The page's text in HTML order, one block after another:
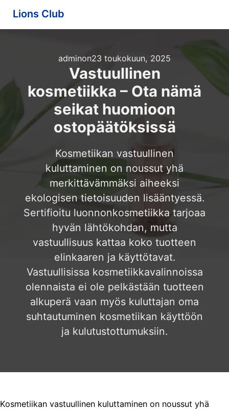
Lions Club
adminon23 toukokuun, 2025
Vastuullinen
kosmetiikka – Ota nämä
seikat huomioon
ostopäätöksissä
Kosmetiikan vastuullinen
kuluttaminen on noussut yhä
merkittävämmäksi aiheeksi
ekologisen tietoisuuden lisääntyessä.
Sertifioitu luonnonkosmetiikka tarjoaa
hyvän lähtökohdan, mutta
vastuullisuus kattaa koko tuotteen
elinkaaren ja käyttötavat.
Vastuullisissa kosmetiikkavalinnoissa
olennaista ei ole pelkästään tuotteen
alkuperä vaan myös kuluttajan oma
suhtautuminen kosmetiikan käyttöön
ja kulutustottumuksiin.
Kosmetiikan vastuullinen kuluttaminen on noussut yhä